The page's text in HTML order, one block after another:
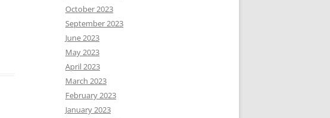
October 2023
September 2023
June 2023
May 2023
April 2023
March 2023
February 2023
January 2023